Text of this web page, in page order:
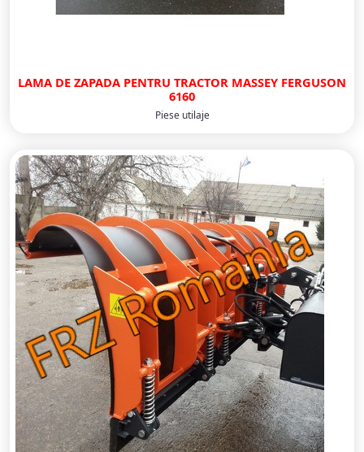
LAMA DE ZAPADA PENTRU TRACTOR MASSEY FERGUSON
6160
Piese utilaje